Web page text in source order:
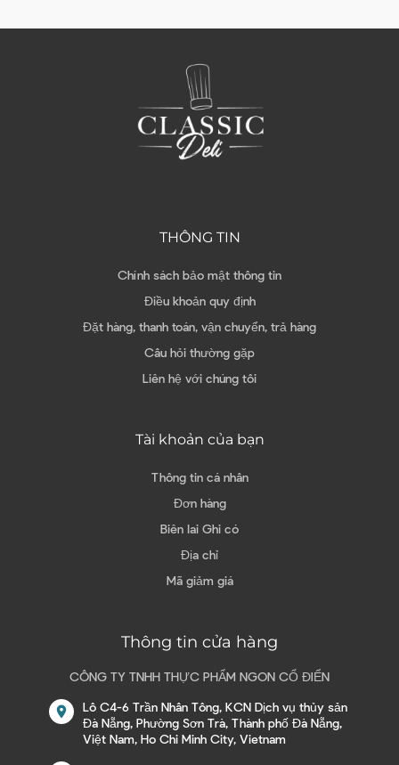
THÔNG TIN
Chính sách bảo mật thông tin
Điều khoản quy định
Đặt hàng, thanh toán, vận chuyển, trả hàng
Câu hỏi thường gặp
Liên hệ với chúng tôi
Tài khoản của bạn
Thông tin cá nhân
Đơn hàng
Biên lai Ghi có
Địa chỉ
Mã giảm giá
Thông tin cửa hàng
CÔNG TY TNHH THỰC PHẨM NGON CỔ ĐIỂN
location_on
Lô C4-6 Trần Nhân Tông, KCN Dịch vụ thủy sản
Đà Nẵng, Phường Sơn Trà, Thành phố Đà Nẵng,
Việt Nam, Ho Chi Minh City, Vietnam